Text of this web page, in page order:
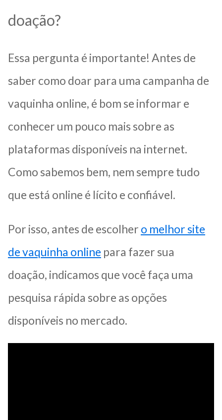
doação?
Essa pergunta é importante! Antes de
saber como doar para uma campanha de
vaquinha online, é bom se informar e
conhecer um pouco mais sobre as
plataformas disponíveis na internet.
Como sabemos bem, nem sempre tudo
que está online é lícito e confiável.
Por isso, antes de escolher o melhor site
de vaquinha online para fazer sua
doação, indicamos que você faça uma
pesquisa rápida sobre as opções
disponíveis no mercado.